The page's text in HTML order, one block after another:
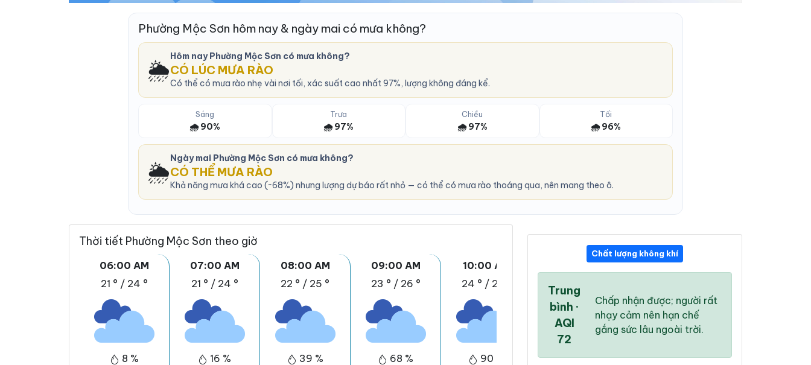
Phường Mộc Sơn hôm nay & ngày mai có mưa không?
🌦️
Hôm nay Phường Mộc Sơn có mưa không?
CÓ LÚC MƯA RÀO
Có thể có mưa rào nhẹ vài nơi tối, xác suất cao nhất 97%, lượng không đáng kể.
Sáng
🌧️ 90%
Trưa
🌧️ 97%
Chiều
🌧️ 97%
Tối
🌧️ 96%
🌦️
Ngày mai Phường Mộc Sơn có mưa không?
CÓ THỂ MƯA RÀO
Khả năng mưa khá cao (~68%) nhưng lượng dự báo rất nhỏ — có thể có mưa rào thoáng qua, nên mang theo ô.
Thời tiết Phường Mộc Sơn theo giờ
06:00 AM
21 ° / 24 °
8 %
07:00 AM
21 ° / 24 °
16 %
08:00 AM
22 ° / 25 °
39 %
09:00 AM
23 ° / 26 °
68 %
10:00 AM
24 ° / 28 °
90 %
11:00 AM
25 °
97 %
12:00 PM
95 %
Chất lượng không khí
Trung
bình ·
AQI
72
Chấp nhận được; người rất
nhạy cảm nên hạn chế
gắng sức lâu ngoài trời.